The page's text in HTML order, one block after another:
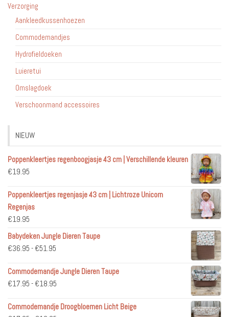
Verzorging
Aankleedkussenhoezen
Commodemandjes
Hydrofieldoeken
Luieretui
Omslagdoek
Verschoonmand accessoires
NIEUW
Poppenkleertjes regenboogjasje 43 cm | Verschillende kleuren
€19.95
Poppenkleertjes regenjasje 43 cm | Lichtroze Unicorn
Regenjas
€19.95
Babydeken Jungle Dieren Taupe
€36.95 - €51.95
tot
€51.95
Commodemandje Jungle Dieren Taupe
€17.95 - €18.95
tot
Commodemandje Droogbloemen Licht Beige